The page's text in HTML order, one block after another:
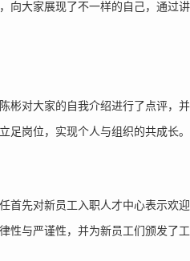
向大家展现了不一样的自己，通过
对大家的自我介绍进行了点评，并
足岗位，实现个人与组织的共成长。
先对新员工入职人才中心表示欢迎
性与严谨性，并为新员工们颁发了工